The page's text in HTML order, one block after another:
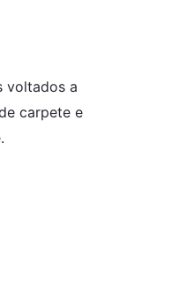
voltados a
carpete e